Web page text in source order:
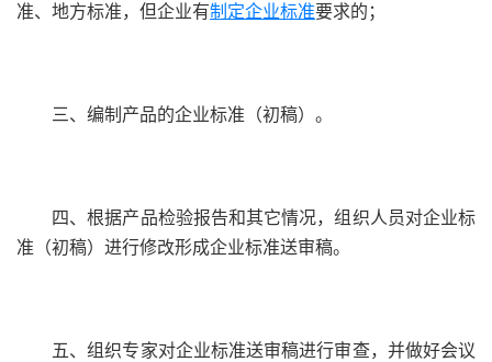
准、地方标准，但企业有制定企业标准要求的；
三、编制产品的企业标准（初稿）。
四、根据产品检验报告和其它情况，组织人员对企业标
准（初稿）进行修改形成企业标准送审稿。
五、组织专家对企业标准送审稿进行审查，并做好会议